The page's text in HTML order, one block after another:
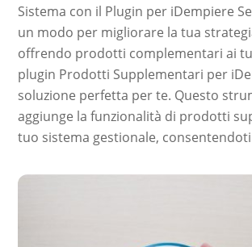
Sistema con il Plugin per iDempiere
un modo per migliorare la tua
offrendo prodotti complementari ai
plugin Prodotti Supplementari per
soluzione perfetta per te. Questo
aggiunge la funzionalità di prodotti
tuo sistema gestionale,